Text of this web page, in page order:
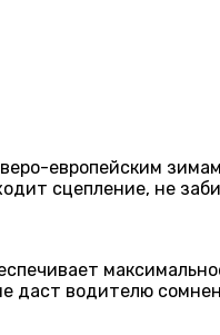
европейским
сцепление, не
даст водителю